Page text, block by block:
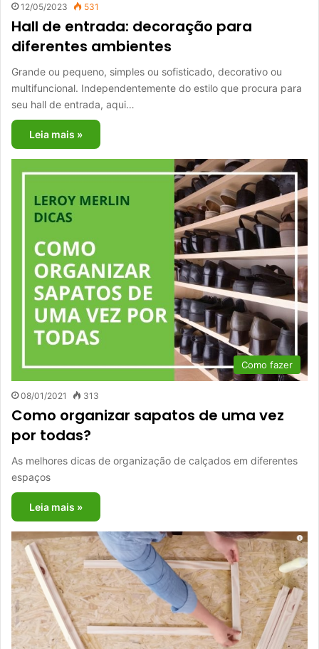
12/05/2023 531
Hall de entrada: decoração para
diferentes ambientes
Grande ou pequeno, simples ou sofisticado, decorativo ou
multifuncional. Independentemente do estilo que procura para
seu hall de entrada, aqui…
Leia mais »
Como fazer
08/01/2021 313
Como organizar sapatos de uma vez
por todas?
As melhores dicas de organização de calçados em diferentes
espaços
Leia mais »